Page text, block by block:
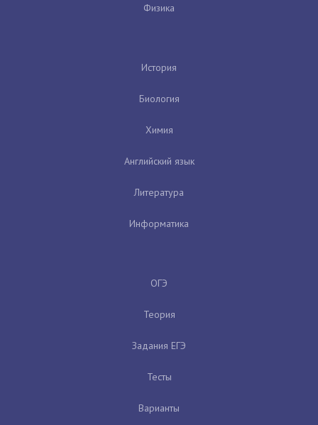
Физика
История
Биология
Химия
Английский язык
Литература
Информатика
ОГЭ
Теория
Задания ЕГЭ
Тесты
Варианты